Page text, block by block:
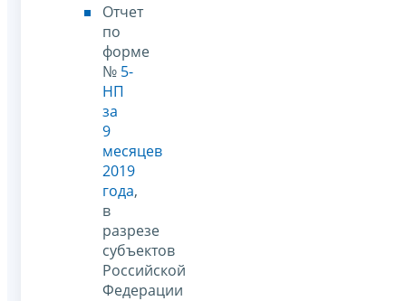
Отчет
по
форме
№ 5-
НП
за
9
месяцев
2019
года,
в
разрезе
субъектов
Российской
Федерации